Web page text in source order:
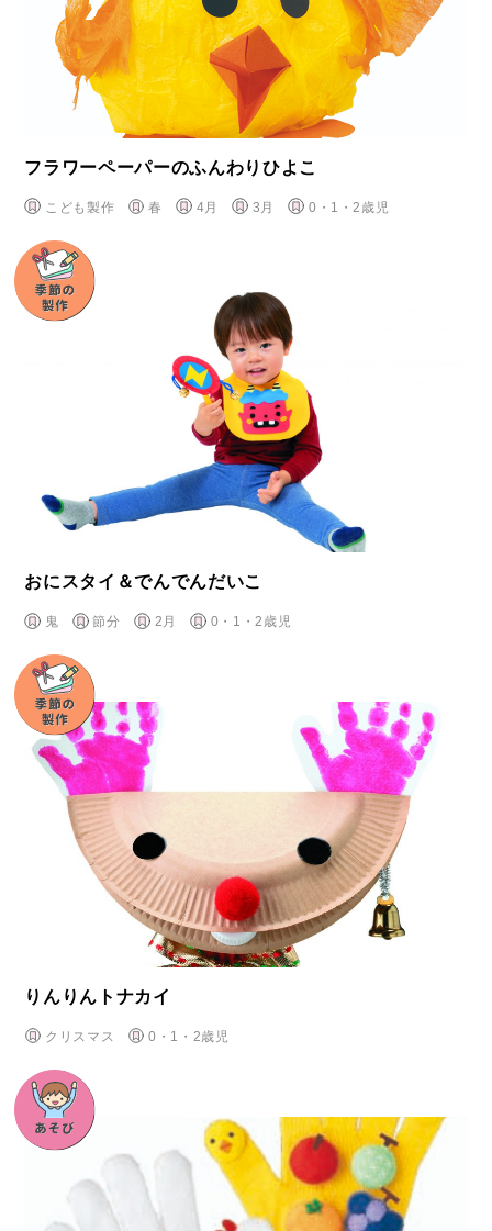
フラワーペーパーのふんわりひよこ
こども製作 春 4月 3月 0・1・2歳児
おにスタイ＆でんでんだいこ
鬼 節分 2月 0・1・2歳児
りんりんトナカイ
クリスマス 0・1・2歳児